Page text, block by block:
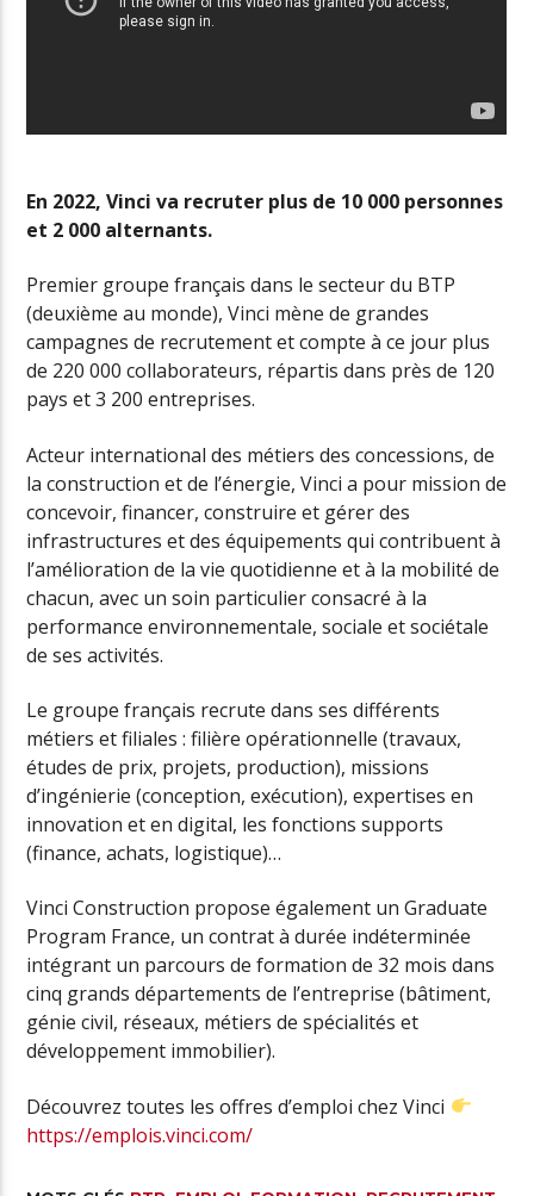
En 2022, Vinci va recruter plus de 10 000 personnes
et 2 000 alternants.
Premier groupe français dans le secteur du BTP
(deuxième au monde), Vinci mène de grandes
campagnes de recrutement et compte à ce jour plus
de 220 000 collaborateurs, répartis dans près de 120
pays et 3 200 entreprises.
Acteur international des métiers des concessions, de
la construction et de l’énergie, Vinci a pour mission de
concevoir, financer, construire et gérer des
infrastructures et des équipements qui contribuent à
l’amélioration de la vie quotidienne et à la mobilité de
chacun, avec un soin particulier consacré à la
performance environnementale, sociale et sociétale
de ses activités.
Le groupe français recrute dans ses différents
métiers et filiales : filière opérationnelle (travaux,
études de prix, projets, production), missions
d’ingénierie (conception, exécution), expertises en
innovation et en digital, les fonctions supports
(finance, achats, logistique)…
Vinci Construction propose également un Graduate
Program France, un contrat à durée indéterminée
intégrant un parcours de formation de 32 mois dans
cinq grands départements de l’entreprise (bâtiment,
génie civil, réseaux, métiers de spécialités et
développement immobilier).
Découvrez toutes les offres d’emploi chez Vinci
https://emplois.vinci.com/